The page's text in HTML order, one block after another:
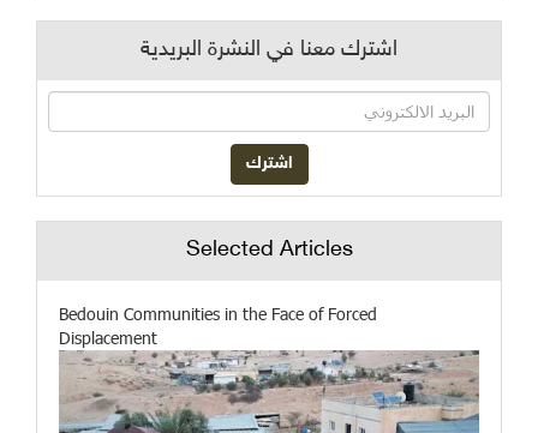
اشترك معنا في النشرة البريدية
Selected Articles
Bedouin Communities in the Face of Forced
Displacement